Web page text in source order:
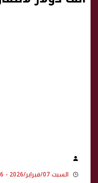
السبت 07/فبراير/2026 - 12:06 م